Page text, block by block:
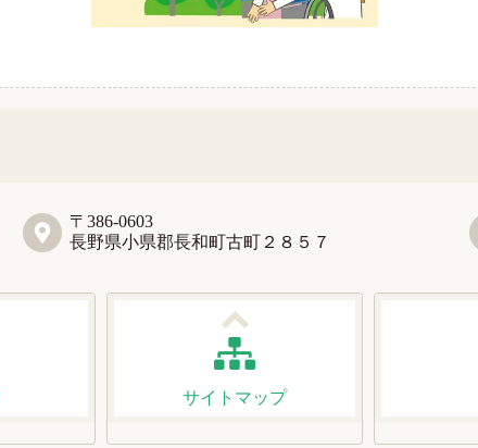
〒386-0603
長野県小県郡長和町古町２８５７
サイトマップ